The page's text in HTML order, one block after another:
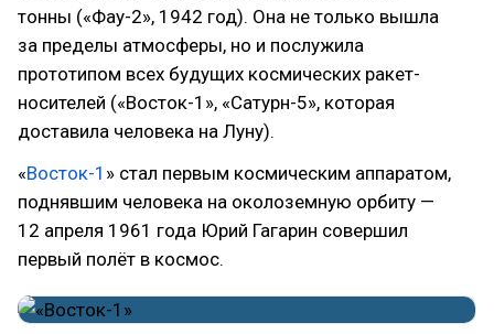
тонны («Фау-2», 1942 год). Она не только вышла
за пределы атмосферы, но и послужила
прототипом всех будущих космических ракет-
носителей («Восток-1», «Сатурн-5», которая
доставила человека на Луну).
«Восток-1 » стал первым космическим аппаратом,
поднявшим человека на околоземную орбиту —
12 апреля 1961 года Юрий Гагарин совершил
первый полёт в космос.